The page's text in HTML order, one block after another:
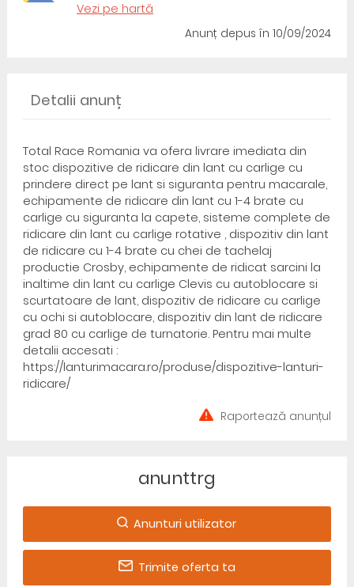
Vezi pe hartă
Anunț depusîn 10/09/2024
Detalii anunț
Total Race Romania va ofera livrare imediata din
stoc dispozitive de ridicare din lant cu carlige cu
prindere direct pe lant si siguranta pentru macarale,
echipamente de ridicare din lant cu 1-4 brate cu
carlige cu siguranta la capete, sisteme complete de
ridicare din lant cu carlige rotative , dispozitiv din lant
de ridicare cu 1-4 brate cu chei de tachelaj
productie Crosby, echipamente de ridicat sarcini la
inaltime din lant cu carlige Clevis cu autoblocare si
scurtatoare de lant, dispozitiv de ridicare cu carlige
cu ochi si autoblocare, dispozitiv din lant de ridicare
grad 80 cu carlige de turnatorie. Pentru mai multe
detalii accesati :
https://lanturimacara.ro/produse/dispozitive-lanturi-
ridicare/
Raportează anunțul
anunttrg
Anunturi utilizator
Trimite oferta ta